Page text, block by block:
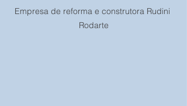
Empresa de reforma e construtora Rudini
Rodarte